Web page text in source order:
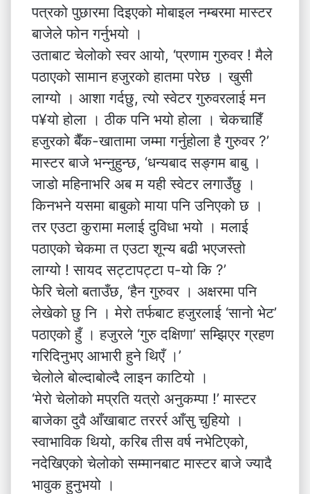
पत्रको पुछारमा दिइएको मोबाइल नम्बरमा मास्टर
बाजेले फोन गर्नुभयो ।
उताबाट चेलोको स्वर आयो, ‘प्रणाम गुरुवर ! मैले
पठाएको सामान हजुरको हातमा परेछ । खुसी
लाग्यो । आशा गर्दछु, त्यो स्वेटर गुरुवरलाई मन
प¥यो होला । ठीक पनि भयो होला । चेकचाहिँ
हजुरको बैँक-खातामा जम्मा गर्नुहोला है गुरुवर ?’
मास्टर बाजे भन्नुहुन्छ, ‘धन्यबाद सङ्गम बाबु ।
जाडो महिनाभरि अब म यही स्वेटर लगाउँछु ।
किनभने यसमा बाबुको माया पनि उनिएको छ ।
तर एउटा कुरामा मलाई दुविधा भयो । मलाई
पठाएको चेकमा त एउटा शून्य बढी भएजस्तो
लाग्यो ! सायद सट्टापट्टा प-यो कि ?’
फेरि चेलो बताउँछ, ‘हैन गुरुवर । अक्षरमा पनि
लेखेको छु नि । मेरो तर्फबाट हजुरलाई ‘सानो भेट’
पठाएको हुँ । हजुरले ‘गुरु दक्षिणा’ सम्झिएर ग्रहण
गरिदिनुभए आभारी हुने थिएँ ।’
चेलोले बोल्दाबोल्दै लाइन काटियो ।
‘मेरो चेलोको मप्रति यत्रो अनुकम्पा !’ मास्टर
बाजेका दुवै आँखाबाट तररर्र आँसु चुहियो ।
स्वाभाविक थियो, करिब तीस वर्ष नभेटिएको,
नदेखिएको चेलोको सम्मानबाट मास्टर बाजे ज्यादै
भावुक हुनुभयो ।